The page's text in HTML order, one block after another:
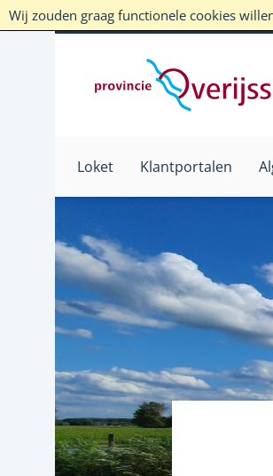
Wij zouden graag functionele cookies
Loket Klantportalen